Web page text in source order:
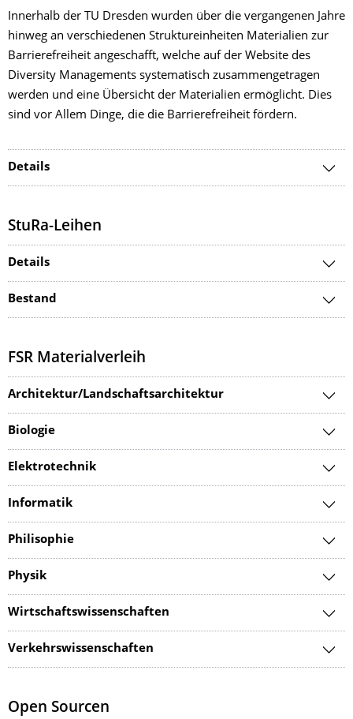
Innerhalb der TU Dresden wurden über die vergangenen Jahre
hinweg an verschiedenen Struktureinheiten Materialien zur
Barrierefreiheit angeschafft, welche auf der Website des
Diversity Managements systematisch zusammengetragen
werden und eine Übersicht der Materialien ermöglicht. Dies
sind vor Allem Dinge, die die Barrierefreiheit fördern.
Details
StuRa-Leihen
Details
Bestand
FSR Materialverleih
Architektur/Landschaftsarchitektur
Biologie
Elektrotechnik
Informatik
Philisophie
Physik
Wirtschaftswissenschaften
Verkehrswissenschaften
Open Sourcen